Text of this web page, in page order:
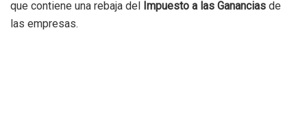
que contiene una rebaja del Impuesto a las Ganancias de
las empresas.